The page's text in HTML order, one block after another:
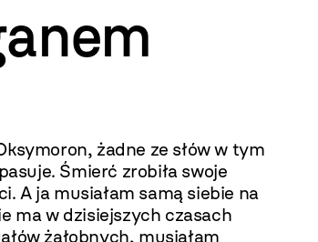
żadne ze słów w tym
Śmierć zrobiła swoje
A ja musiałam samą siebie na
ma w dzisiejszych czasach
żałobnych, musiałam